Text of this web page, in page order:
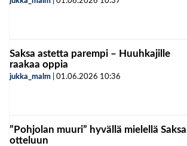
Saksa astetta parempi – Huuhkajille
raakaa oppia
jukka_malm 01.06.2026 10:36
”Pohjolan muuri” hyvällä mielellä
otteluun